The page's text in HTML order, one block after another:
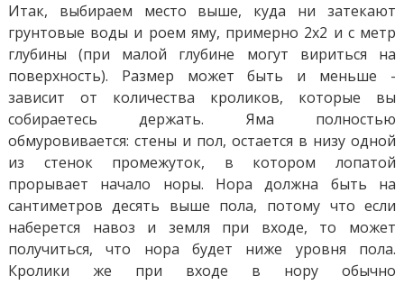
Итак, выбираем место выше, куда ни затекают
грунтовые воды и роем яму, примерно 2х2 и с метр
глубины (при малой глубине могут вириться на
поверхность). Размер может быть и меньше -
зависит от количества кроликов, которые вы
собираетесь держать. Яма полностью
обмуровивается: стены и пол, остается в низу одной
из стенок промежуток, в котором лопатой
прорывает начало норы. Нора должна быть на
сантиметров десять выше пола, потому что если
наберется навоз и земля при входе, то может
получиться, что нора будет ниже уровня пола.
Кролики же при входе в нору обычно